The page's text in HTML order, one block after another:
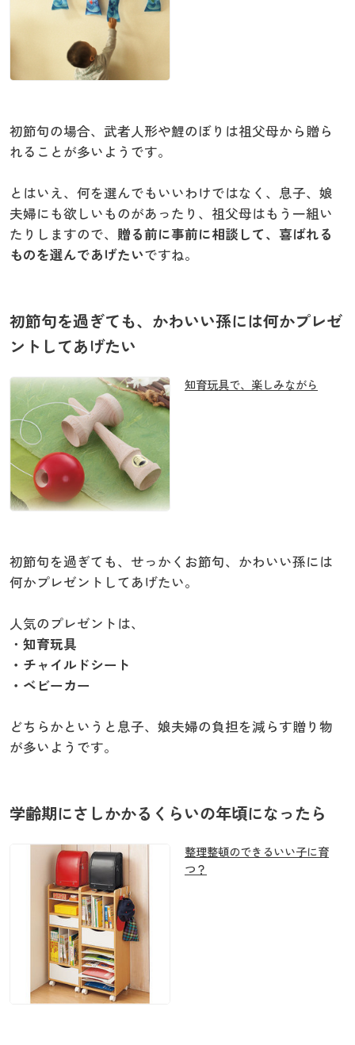
初節句の場合、武者人形や鯉のぼりは祖父母から贈ら
れることが多いようです。
とはいえ、何を選んでもいいわけではなく、息子、娘
夫婦にも欲しいものがあったり、祖父母はもう一組い
たりしますので、 贈る前に事前に相談して、喜ばれる
ものを選んであげたいですね。
初節句を過ぎても、かわいい孫には何かプレゼ
ントしてあげたい
初節句を過ぎても、せっかくお節句、かわいい孫には
何かプレゼントしてあげたい。
人気のプレゼントは、
・ 知育玩具
・チャイルドシート
・ベビーカー
どちらかというと息子、娘夫婦の負担を減らす贈り物
が多いようです。
知育玩具で、楽しみながら
学齢期にさしかかるくらいの年頃になったら
整理整頓のできるいい子に育
つ？